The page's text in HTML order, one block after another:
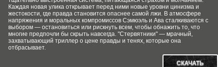
Каждая новая улика открывает перед ними новые уровни цинизма и
жестокости, где правда становится опаснее самой лжи. В атмосфере
напряжения и моральных компромиссов Сэмюэль и Ава сталкиваются с
выбором — остановиться или рискнуть всем, чтобы обнажить то, что
многие предпочли бы скрыть навсегда. "Стервятники" — мрачный,
захватывающий триллер о цене правды и тенях, которые она
отбрасывает.
СКАЧАТЬ